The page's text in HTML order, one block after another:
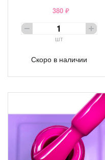
380 ₽
шт
Скоро в наличии